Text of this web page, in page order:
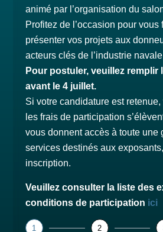
animé par l’organisation du
Profitez de l’occasion pour vous
présenter vos projets aux
acteurs clés de l’industrie
Pour postuler, veuillez remplir
avant le 4 juillet.
Si votre candidature est
les frais de participation
vous donnent accès à toute une
services destinés aux
inscription.
Veuillez consulter la liste des
conditions de participation ici
1 2